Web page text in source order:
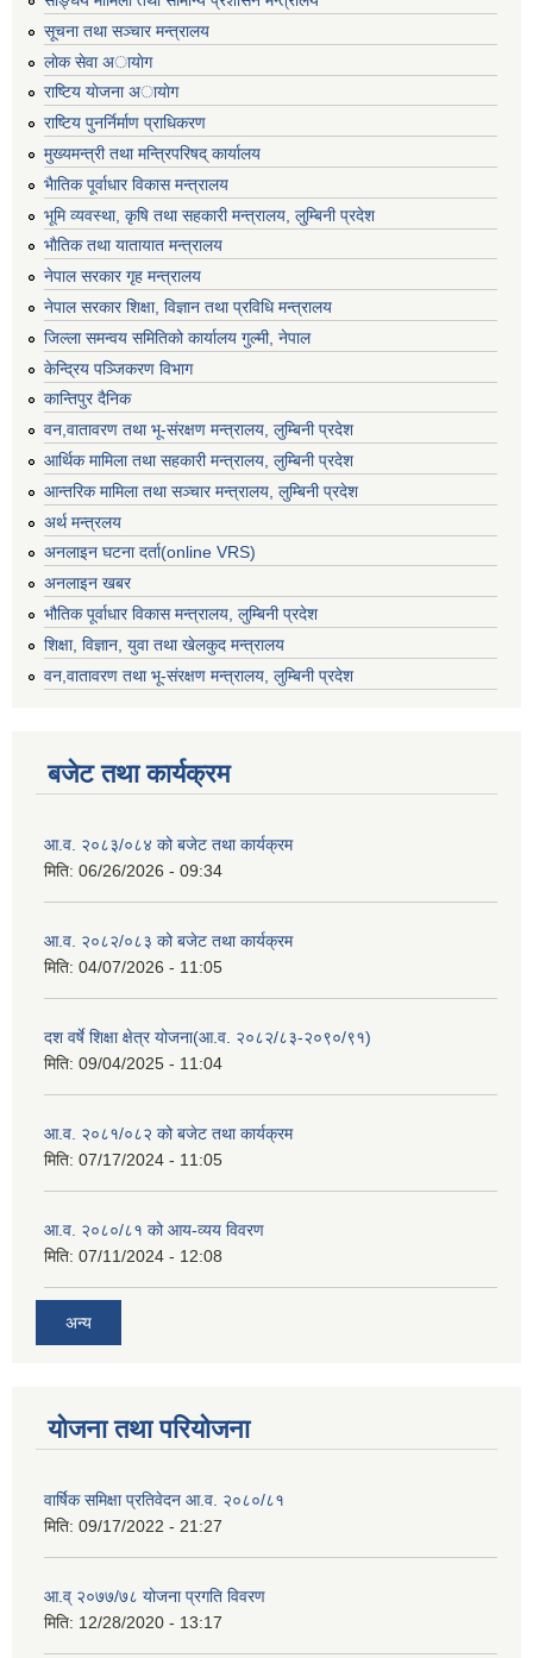
सूचना तथा सञ्चार मन्त्रालय
लाेक सेवा अायाेग
राष्टिय याेजना अायाेग
राष्टिय पुनर्निर्माण प्राधिकरण
मुख्यमन्त्री तथा मन्त्रिपरिषद् कार्यालय
भैातिक पूर्वाधार विकास मन्त्रालय
भूमि व्यवस्था, कृषि तथा सहकारी मन्त्रालय, लु्म्बिनी प्रदेश
भाैतिक तथा यातायात मन्त्रालय
नेपाल सरकार गृह मन्त्रालय
नेपाल सरकार शिक्षा, विज्ञान तथा प्रविधि मन्त्रालय
जिल्ला समन्वय समितिको कार्यालय गुल्मी, नेपाल
केन्द्रिय पञ्जिकरण विभाग
कान्तिपुर दैनिक
वन,वातावरण तथा भू-संरक्षण मन्त्रालय, लुम्बिनी प्रदेश
आर्थिक मामिला तथा सहकारी मन्त्रालय, लुम्बिनी प्रदेश
आन्तरिक मामिला तथा सञ्चार मन्त्रालय, लुम्बिनी प्रदेश
अर्थ मन्त्रलय
अनलाइन घटना दर्ता(online VRS)
अनलाइन खबर
भौतिक पूर्वाधार विकास मन्त्रालय, लुम्बिनी प्रदेश
शिक्षा, विज्ञान, युवा तथा खेलकुद मन्‍‍त्रालय
वन,वातावरण तथा भू-संरक्षण मन्त्रालय, लुम्बिनी प्रदेश
बजेट तथा कार्यक्रम
आ.व. २०८३/०८४ को बजेट तथा कार्यक्रम
मिति: 06/26/2026 - 09:34
आ.व. २०८२/०८३ को बजेट तथा कार्यक्रम
मिति: 04/07/2026 - 11:05
दश वर्षे शिक्षा क्षेत्र योजना(आ.व. २०८२/८३-२०९०/९१)
मिति: 09/04/2025 - 11:04
आ.व. २०८१/०८२ को बजेट तथा कार्यक्रम
मिति: 07/17/2024 - 11:05
आ.व. २०८०/८१ को आय-व्यय विवरण
मिति: 07/11/2024 - 12:08
अन्य
योजना तथा परियोजना
वार्षिक समिक्षा प्रतिवेदन आ.व. २०८०/८१
मिति: 09/17/2022 - 21:27
आ.व् २०७७/७८ योजना प्रगति विवरण
मिति: 12/28/2020 - 13:17